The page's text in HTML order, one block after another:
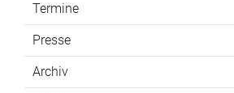
Termine
Presse
Archiv